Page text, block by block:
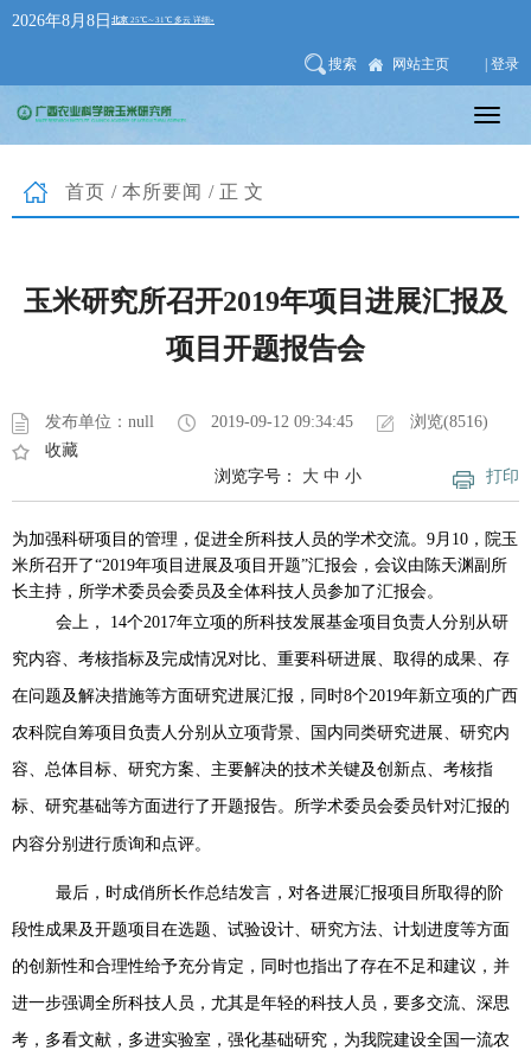
2026年8月8日
搜索 网站主页 | 登录
首页 / 本所要闻 /正文
玉米研究所召开2019年项目进展汇报及
项目开题报告会
发布单位：null 2019-09-12 09:34:45
浏览(8516)
收藏
打印
浏览字号： 大 中 小
为加强科研项目的管理，促进全所科技人员的学术交流。 9月 10 ，院玉
米所召开了“2019年项目进展及项目开题”汇报会，会议由陈天渊副所
长主持，所学术委员会委员及全体科技人员参加了汇报会。
会上， 14个2017年立项的所科技发展基金项目负责人分别从研
究内容、考核指标及完成情况对比、重要科研进展、取得的成果、存
在问题及解决措施等方面研究进展汇报，同时8个2019年新立项的广西
农科院自筹项目负责人分别从立项背景、国内同类研究进展、研究内
容、总体目标、研究方案、主要解决的技术关键及创新点、考核指
标、研究基础等方面进行了开题报告。所学术委员会委员针对汇报的
内容分别进行质询和点评。
最后，时成俏所长作总结发言，对各进展汇报项目所取得的阶
段性成果及开题项目在选题、试验设计、研究方法、计划进度等方面
的创新性和合理性给予充分肯定，同时也指出了存在不足和建议，并
进一步强调全所科技人员，尤其是年轻的科技人员，要多交流、深思
考，多看文献，多进实验室，强化基础研究，为我院建设全国一流农